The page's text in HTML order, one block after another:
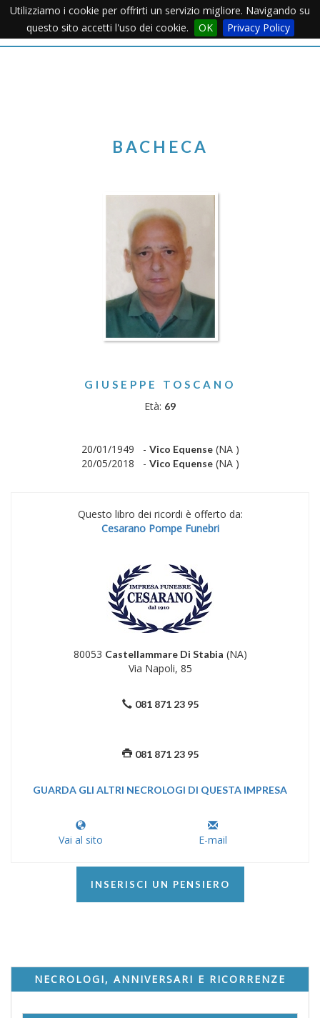
Utilizziamo i cookie per offrirti un servizio migliore. Navigando su
questo sito accetti l'uso dei cookie.
OK Privacy PolicyMenu
BACHECA
GIUSEPPE TOSCANO
Età: 69
20/01/1949 - Vico Equense(NA )
20/05/2018 - Vico Equense(NA )
Questo libro dei ricordi è offerto da:
Cesarano Pompe Funebri
80053 Castellammare Di Stabia (NA)
Via Napoli, 85
081 871 23 95
081 871 23 95
GUARDA GLI ALTRI NECROLOGI DI QUESTA IMPRESA
Vai al sito E-mail
INSERISCI UN PENSIERO
NECROLOGI, ANNIVERSARI E RICORRENZE